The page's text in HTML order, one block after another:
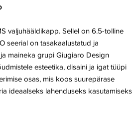
valjuhääldikapp. Sellel on 6.5-tolline
seerial on tasakaalustatud ja
maineka grupi Giugiaro Design
esteetika, disaini ja igat tüüpi
osas, mis koos suurepärase
ideaalseks lahenduseks kasutamiseks